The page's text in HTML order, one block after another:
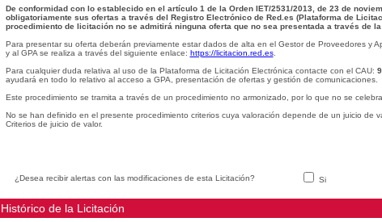
De conformidad con lo establecido en el artículo 1 de la Orden IET/2531/2013, de 23 de
obligatoriamente sus ofertas a través del Registro Electrónico de Red.es (Plataforma de
procedimiento de licitación no se admitirá ninguna oferta que no sea presentada a través de
Para presentar su oferta deberán previamente estar dados de alta en el Gestor de Proveedores y
y al GPA se realiza a través del siguiente enlace: https://licitacion.red.es.
Para cualquier duda relativa al uso de la Plataforma de Licitación Electrónica contacte con el CAU:
ayudará en todo lo relativo al acceso a GPA, presentación de ofertas y gestión de comunicaciones.
Este procedimiento se tramita a través de un procedimiento no armonizado, por lo que no se
No se han definido en el presente procedimiento criterios cuya valoración depende de un juicio de
Criterios de juicio de valor.
¿Desea recibir alertas con las modificaciones de esta Licitación? Si
Histórico de la Licitación